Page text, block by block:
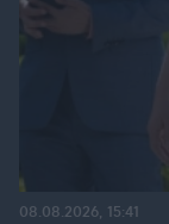
08.08.2026, 15:41